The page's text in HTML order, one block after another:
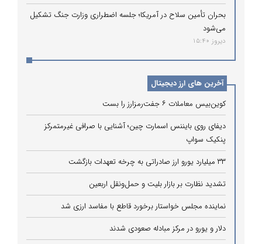
بحران تأمین سلاح در آمریکا؛ جلسه اضطراری وزارت جنگ تشکیل
می‌شود
دیروز 15:40
آخرین های ارز دیجیتال
کوین‌بیس معاملات ۶ جفت‌رمزارز را بست
دیفای روی بایننس اسمارت چین؛ آشنایی با صرافی غیرمتمرکز
پنکیک سواپ
۳۳ میلیارد یورو ارز صادراتی به چرخه تعهدات بازگشت
تشدید نظارت بر بازار بلیت و حمل‌ونقل اربعین
نماینده مجلس خواستار برخورد قاطع با مفاسد ارزی شد
دلار و یورو در مرکز مبادله صعودی شدند